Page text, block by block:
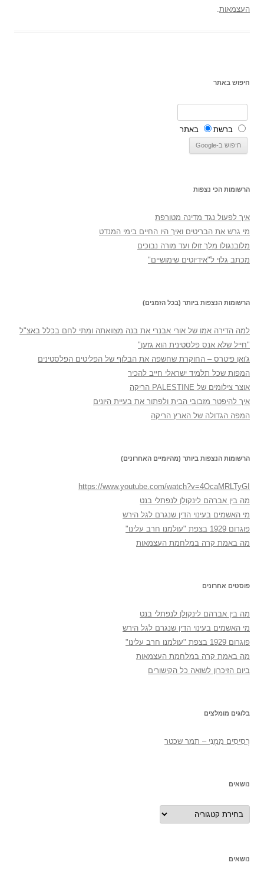
העצמאות
חיפוש באתר
ברשת באתר
הרשומות הכי נצפות
איך לפעול נגד מדינה מטורפת
מי גרש את הבריטים ואיך היו החיים בימי המנדט
מלובנגולו מלך זולו ועד מורה נבוכים
מכתב גלוי ל"אידיוטים שימושיים"
הרשומות הנצפות ביותר (בכל הזמנים)
למה הדירה אמו של אורי אבנרי את בנה מצוואתה ומתי לחם בכלל באצ"ל
"חייל שלא אנס פלסטינית הוא גזען"
ג'ואן פיטרס – החוקרת שחשפה את הבלוף של הפליטים הפלסטינים
המפות שכל תלמיד ישראלי חייב להכיר
אוצר צילומים של PALESTINE הריקה
איך להיפטר מזבובי הבית ולפתור את בעיית היונים
המפה הגדולה של הארץ הריקה
הרשומות הנצפות ביותר (מהיומיים האחרונים)
https://www.youtube.com/watch?v=4OcaMRLTyGI
מה בין אברהם לינקולן לנפתלי בנט
מי האשמים בעינוי הדין שנגרם לגל הירש
פוגרום 1929 בצפת "עולמנו חרב עלינו"
מה באמת קרה במלחמת העצמאות
פוסטים אחרונים
מה בין אברהם לינקולן לנפתלי בנט
מי האשמים בעינוי הדין שנגרם לגל הירש
פוגרום 1929 בצפת "עולמנו חרב עלינו"
מה באמת קרה במלחמת העצמאות
ביום הזיכרון לשואה כל הקישורים
בלוגים מומלצים
רְסִיסִים מִמֶנִי – תמר שכטר
נושאים
נושאים
נושאים